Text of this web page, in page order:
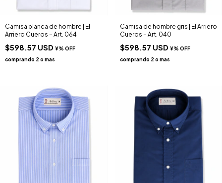
Camisa blanca de hombre | El
Arriero Cueros – Art. 064
$598.57 USD
Camisa de hombre gris | El Arriero
Cueros – Art. 040
$598.57 USD